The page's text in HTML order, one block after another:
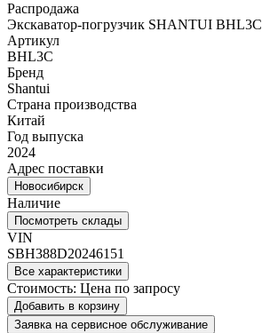
Распродажа
Экскаватор-погрузчик SHANTUI BHL3C
Артикул
BHL3C
Бренд
Shantui
Страна производства
Китай
Год выпуска
2024
Адрес поставки
Новосибирск
Наличие
Посмотреть склады
VIN
SBH388D20246151
Все характеристики
Стоимость: Цена по запросу
Добавить в корзину
Заявка на сервисное обслуживание